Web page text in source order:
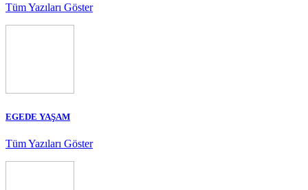
Tüm Yazıları Göster
EGEDE YAŞAM
Tüm Yazıları Göster